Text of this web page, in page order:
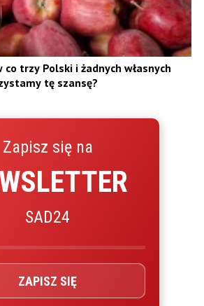
trzy Polski i żadnych własnych
tę szansę?
Zapisz się na
SAD24
ZAPISZ SIĘ